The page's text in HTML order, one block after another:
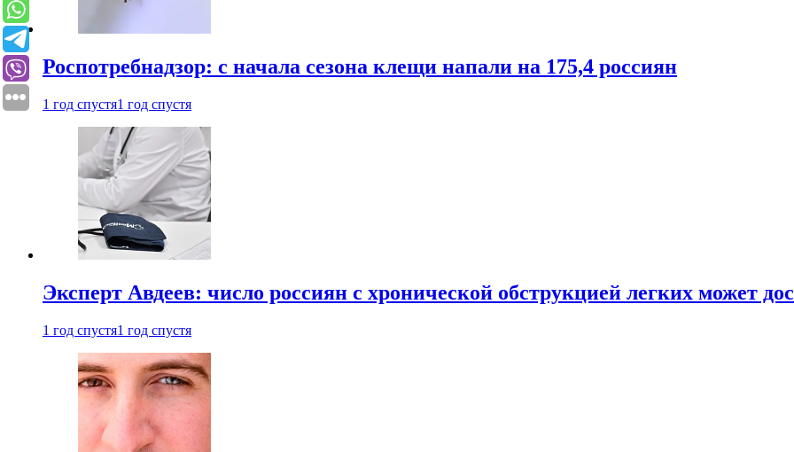
Роспотребнадзор: с начала сезона клещи напали на 175,4 россиян
1 год спустя1 год спустя
Эксперт Авдеев: число россиян с хронической обструкцией легких может
1 год спустя1 год спустя